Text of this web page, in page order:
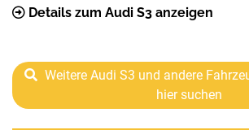
Details zum Audi S3 anzeigen
Weitere Audi S3 und andere
hier suchen